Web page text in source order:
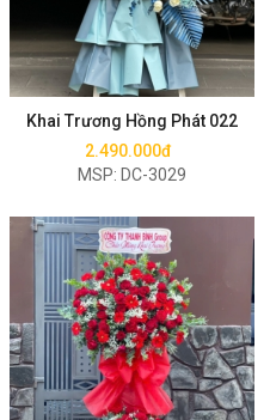
Khai Trương Hồng Phát 022
2.490.000đ
MSP: DC-3029
Mua ngay